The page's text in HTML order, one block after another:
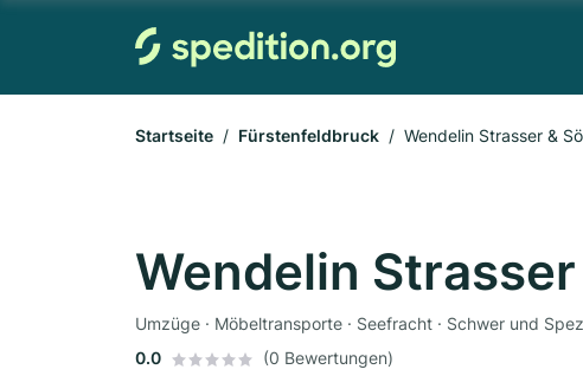
Startseite Fürstenfeldbruck Wendelin Strasser &
Wendelin
Umzüge · Möbeltransporte · Seefracht · Schwer und
0.0
(0 Bewertungen)